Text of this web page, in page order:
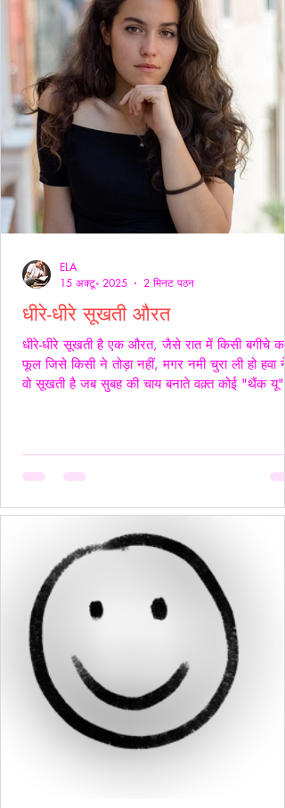
धीरे-धीरे सूखती औरत
धीरे-धीरे सूखती है एक औरत, जैसे रात में किसी बगीचे का
फूल जिसे किसी ने तोड़ा नहीं, मगर नमी चुरा ली हो हवा
वो सूखती है जब सुबह की चाय बनाते वक़्त कोई "थैंक यू"
सूखती है जब उसकी पसंदें "गृहस्थी के तवे" में जल कर
ELA
15 अक्टू॰ 2025
2 मिनट पठन